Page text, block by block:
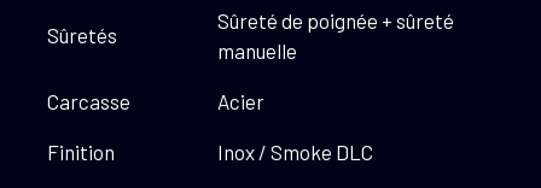
Sûretés
Sûreté de poignée + sûreté
manuelle
Carcasse Acier
Finition Inox / Smoke DLC